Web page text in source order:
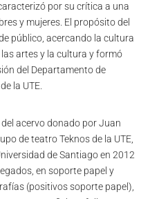
por su crítica a una
y mujeres. El propósito del
público, acercando la cultura
artes y la cultura y formó
del Departamento de
la UTE.
acervo donado por Juan
de teatro Teknos de la UTE,
de Santiago en 2012
en soporte papel y
(positivos soporte papel),